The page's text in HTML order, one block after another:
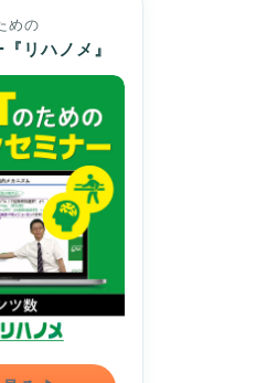
めの
リハノメ』